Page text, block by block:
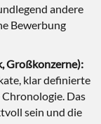
andere
Bewerbung
Großkonzerne):
klar definierte
Das
sein und die